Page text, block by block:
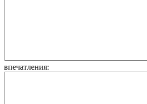
впечатления: